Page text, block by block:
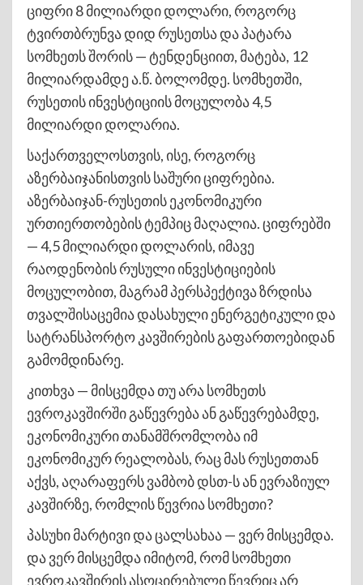
ციფრი 8 მილიარდი დოლარი, როგორც
ტვირთბრუნვა დიდ რუსეთსა და პატარა
სომხეთს შორის — ტენდენციით, მატება, 12
მილიარდამდე ა.წ. ბოლომდე. სომხეთში,
რუსეთის ინვესტიციის მოცულობა 4,5
მილიარდი დოლარია.
საქართველოსთვის, ისე, როგორც
აზერბაიჯანისთვის საშური ციფრებია.
აზერბაიჯან-რუსეთის ეკონომიკური
ურთიერთობების ტემპიც მაღალია. ციფრებში
— 4,5 მილიარდი დოლარის, იმავე
რაოდენობის რუსული ინვესტიციების
მოცულობით, მაგრამ პერსპექტივა ზრდისა
თვალშისაცემია დასახული ენერგეტიკული და
სატრანსპორტო კავშირების გაფართოებიდან
გამომდინარე.
კითხვა — მისცემდა თუ არა სომხეთს
ევროკავშირში გაწევრება ან გაწევრებამდე,
ეკონომიკური თანამშრომლობა იმ
ეკონომიკურ რეალობას, რაც მას რუსეთთან
აქვს, აღარაფერს ვამბობ დსთ-ს ან ევრაზიულ
კავშირზე, რომლის წევრია სომხეთი?
პასუხი მარტივი და ცალსახაა — ვერ მისცემდა.
და ვერ მისცემდა იმიტომ, რომ სომხეთი
ევროკავშირის ასოცირებული წევრიც არ